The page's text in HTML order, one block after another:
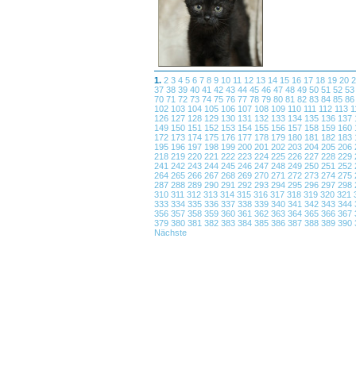
1. 2 3 4 5 6 7 8 9 10 11 12 13 14 15 16 17 18 19 20
37 38 39 40 41 42 43 44 45 46 47 48 49 50 51 52 53
70 71 72 73 74 75 76 77 78 79 80 81 82 83 84 85 86
102 103 104 105 106 107 108 109 110 111 112 113
126 127 128 129 130 131 132 133 134 135 136 137
149 150 151 152 153 154 155 156 157 158 159 160
172 173 174 175 176 177 178 179 180 181 182 183
195 196 197 198 199 200 201 202 203 204 205 206
218 219 220 221 222 223 224 225 226 227 228 229
241 242 243 244 245 246 247 248 249 250 251 252
264 265 266 267 268 269 270 271 272 273 274 275
287 288 289 290 291 292 293 294 295 296 297 298
310 311 312 313 314 315 316 317 318 319 320 321
333 334 335 336 337 338 339 340 341 342 343 344
356 357 358 359 360 361 362 363 364 365 366 367
379 380 381 382 383 384 385 386 387 388 389 390
Nächste